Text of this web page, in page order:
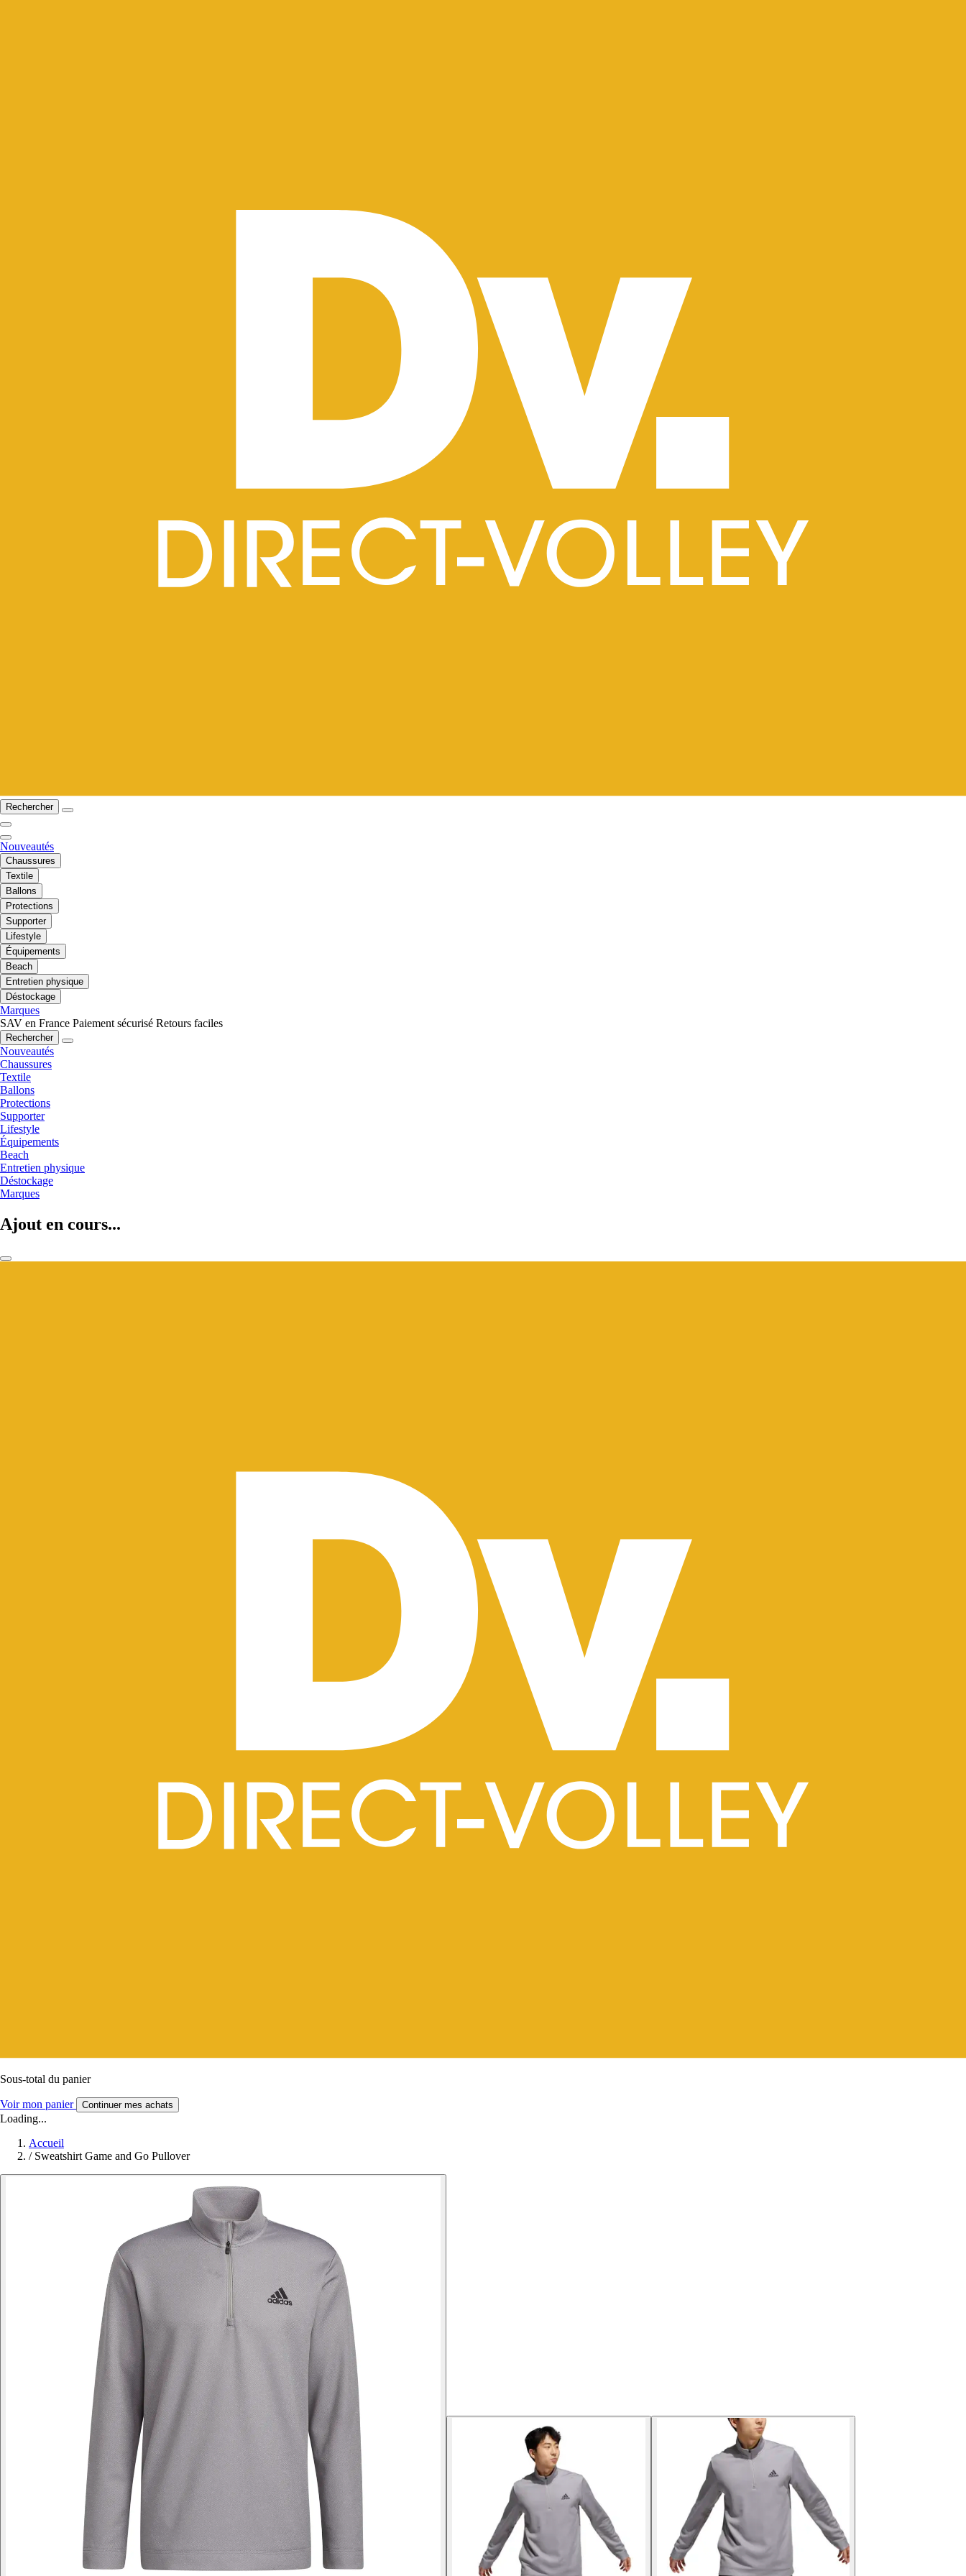
Rechercher
Nouveautés
Chaussures
Textile
Ballons
Protections
Supporter
Lifestyle
Équipements
Beach
Entretien physique
Déstockage
Marques
SAV en France Paiement sécurisé Retours faciles
Rechercher
Nouveautés
Chaussures
Textile
Ballons
Protections
Supporter
Lifestyle
Équipements
Beach
Entretien physique
Déstockage
Marques
Ajout en cours...
Sous-total du panier
Voir mon panier Continuer mes achats
Loading...
Accueil
/ Sweatshirt Game and Go Pullover